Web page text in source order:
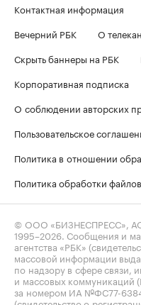
Контактная информация
Вечерний РБК
О
Скрыть баннеры на РБК
Корпоративная подписка
О соблюдении авторских
Пользовательское
Политика в отношении
Политика обработки
© ООО «БИЗНЕСПРЕСС»,
1995–2026 . Сообщения и
агентства «РБК»
массовой информации
по надзору в сфере связи,
и массовых коммуникаций
за номером ИА №ФС77-